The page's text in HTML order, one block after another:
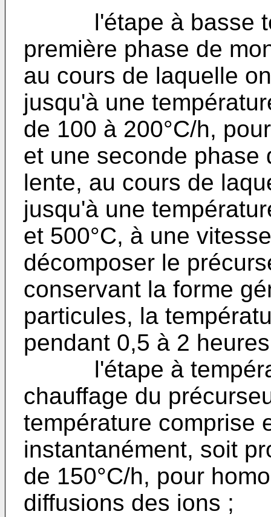
l'étape à basse
première phase de
au cours de laquelle
jusqu'à une
de 100 à 200°C/h,
et une seconde phase
lente, au cours de
jusqu'à une
et 500°C, à une
décomposer le
conservant la forme
particules, la
pendant 0,5 à 2
l'étape à
chauffage du
température comprise
instantanément, soit
de 150°C/h, pour
diffusions des ions ;